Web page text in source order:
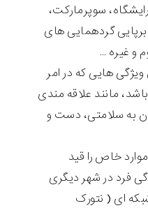
سوپرماركت،
گردهمایی های
و غيره …
هايی كه در امر
مانند علاقه مندی
به سلامتی، دست و
خاص را قيد
فرد در شهر ديگری
ای ( نتورک